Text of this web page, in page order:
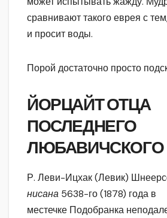
сравнивают такого еврея с
и просит воды.
Порой достаточно просто
ЙОРЦАЙТ ОТЦА
ПОСЛЕДНЕГО
ЛЮБАВИЧСКОГО
Р. Леви-Ицхак (Левик)
нисана 5638-го (1878) года в
местечке Подобранка